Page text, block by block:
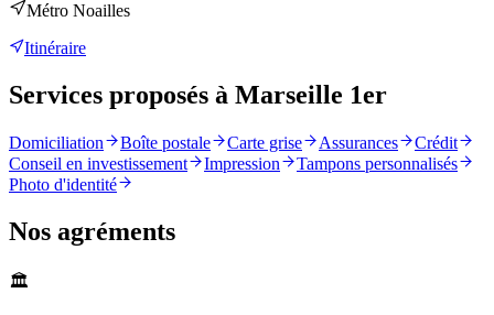
Métro Noailles
Itinéraire
Services proposés à Marseille 1er
Domiciliation Boîte postale Carte grise Assurances
Crédit
Conseil en investissement
Impression
Tampons personnalisés
Photo d'identité
Nos agréments
🏛️